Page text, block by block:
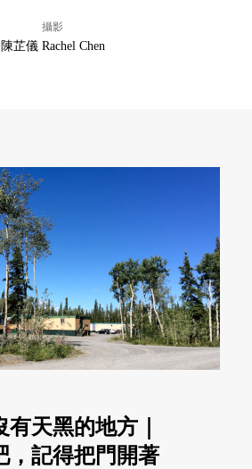
攝影
陳芷儀 Rachel Chen
有天黑的地方｜
，記得把門開著